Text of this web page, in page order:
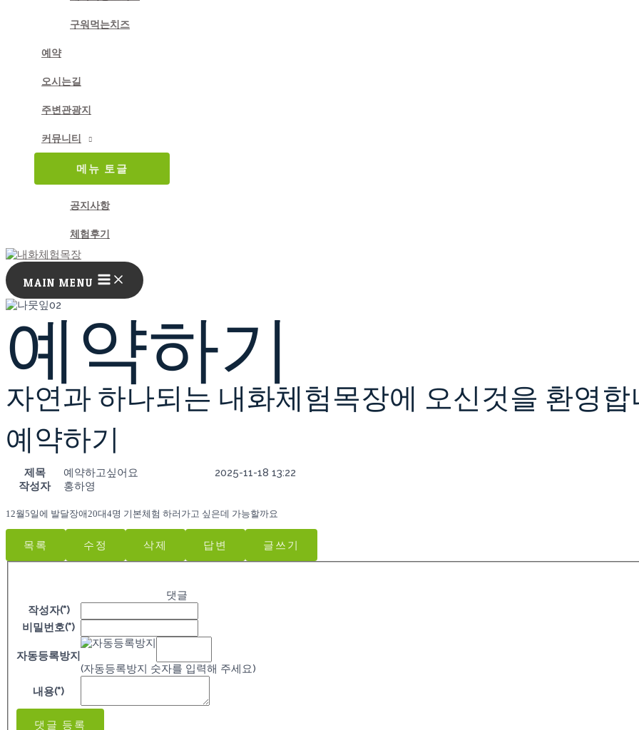
구워먹는치즈
예약
오시는길
주변관광지
커뮤니티
메뉴 토글
공지사항
체험후기
MAIN MENU
예약하기
자연과 하나되는 내화체험목장에 오신것을 환영합
예약하기
제목 예약하고싶어요
2025-11-18 13:22
작성자
홍하영
12월5일에 발달장애20대4명 기본체험 하러가고 싶은데 가능할까요
목록 수정 삭제 답변 글쓰기
댓글
작성자(*)
비밀번호(*)
자동등록방지
(자동등록방지 숫자를 입력해 주세요)
내용(*)
댓글 등록